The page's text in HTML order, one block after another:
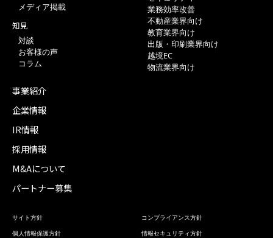
メディア掲載
知見
対談
お客様の声
コラム
業務効率改善
不動産業界向け
教育業界向け
出版・印刷業界向け
越境EC
物流業界向け
事業紹介
企業情報
IR情報
採用情報
M&Aについて
パートナー募集
サイト方針
コンプライアンス方針
個人情報保護方針
情報セキュリティ方針